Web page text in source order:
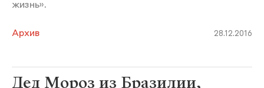
жизнь».
Архив 28.12.2016
Дед Мороз из Бразилии,